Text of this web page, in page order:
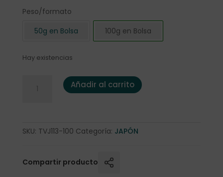
Peso/formato
50g en Bolsa
100g en Bolsa
Hay existencias
Té verde Japón Sencha Tsuyuhikari BIO 100 gr. cantidad
Añadir al carrito
SKU: TVJ113-100 Categoría: JAPÓN
Compartir producto